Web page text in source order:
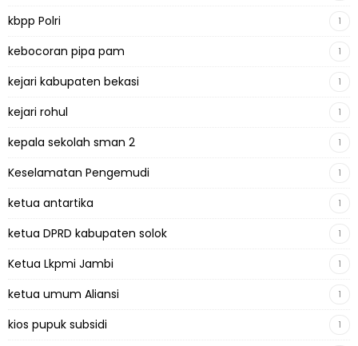
kbpp Polri 1
kebocoran pipa pam 1
kejari kabupaten bekasi 1
kejari rohul 1
kepala sekolah sman 2 1
Keselamatan Pengemudi 1
ketua antartika 1
ketua DPRD kabupaten solok 1
Ketua Lkpmi Jambi 1
ketua umum Aliansi 1
kios pupuk subsidi 1